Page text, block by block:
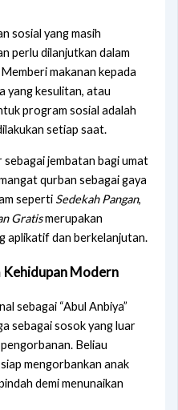
sosial yang masih
perlu dilanjutkan dalam
makanan kepada
yang kesulitan, atau
program sosial adalah
setiap saat.
jembatan bagi umat
qurban sebagai gaya
seperti Sedekah Pangan,
Gratismerupakan
aplikatif dan berkelanjutan.
Modern
sebagai “Abul Anbiya”
sebagai sosok yang luar
Beliau
mengorbankan anak
demi menunaikan